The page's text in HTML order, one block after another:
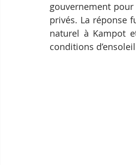
gouvernement
privés. La réponse
naturel à Kampot
conditions